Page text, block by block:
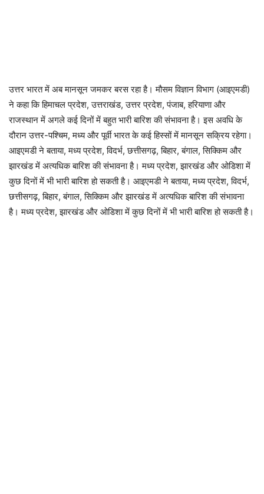
उत्तर भारत में अब मानसून जमकर बरस रहा है। मौसम विज्ञान विभाग (आइएमडी)
ने कहा कि हिमाचल प्रदेश, उत्तराखंड, उत्तर प्रदेश, पंजाब, हरियाणा और
राजस्थान में अगले कई दिनों में बहुत भारी बारिश की संभावना है। इस अवधि के
दौरान उत्तर-पश्चिम, मध्य और पूर्वी भारत के कई हिस्सों में मानसून सक्रिय रहेगा।
आइएमडी ने बताया, मध्य प्रदेश, विदर्भ, छत्तीसगढ़, बिहार, बंगाल, सिक्किम और
झारखंड में अत्यधिक बारिश की संभावना है। मध्य प्रदेश, झारखंड और ओडिशा में
कुछ दिनों में भी भारी बारिश हो सकती है। आइएमडी ने बताया, मध्य प्रदेश, विदर्भ,
छत्तीसगढ़, बिहार, बंगाल, सिक्किम और झारखंड में अत्यधिक बारिश की संभावना
है। मध्य प्रदेश, झारखंड और ओडिशा में कुछ दिनों में भी भारी बारिश हो सकती है।